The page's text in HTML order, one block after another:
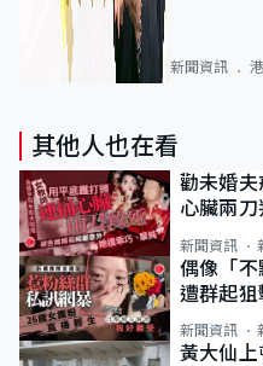
新聞資訊
其他人也在看
勸未婚
心臟兩
新聞資訊
偶像「
遭群起
新聞資訊
黃大仙